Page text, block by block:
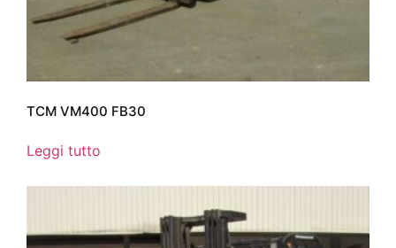
TCM VM400 FB30
Leggi tutto